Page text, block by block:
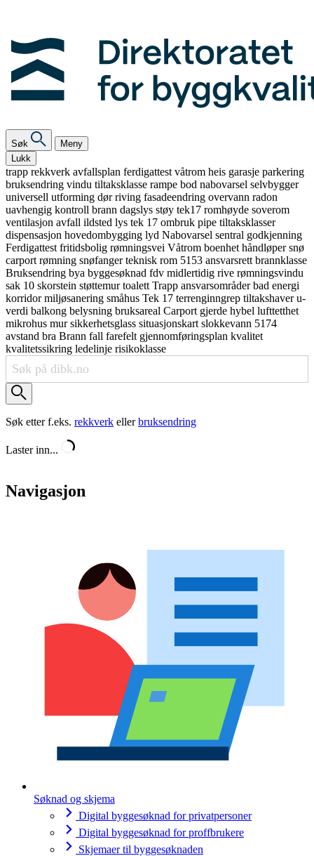
Søk
Meny
Lukk
trapp rekkverk avfallsplan ferdigattest våtrom heis garasje parkering
bruksendring vindu tiltaksklasse rampe bod nabovarsel selvbygger
universell utforming dørriving fasadeendring overvann radon
uavhengig kontroll brann dagslys støy tek17 romhøyde soverom
ventilasjon avfall ildsted lys tek 17 ombruk pipe tiltaksklasser
dispensasjon hovedombygging lyd Nabovarsel sentral godkjenning
Ferdigattest fritidsbolig rømningsvei Våtrom boenhet håndløpersnø
carport rømning snøfangerteknisk rom 5153 ansvarsrett brannklasse
Bruksendring bya byggesøknad fdv midlertidig rive rømningsvindu
sak 10 skorstein støttemurtoalett Trapp ansvarsområderbad energi
korridormiljøsanering småhus Tek 17 terrenginngrep tiltakshaveru-
verdi balkong belysning bruksareal Carport gjerde hybel lufttetthet
mikrohus mursikkerhetsglass situasjonskart slokkevann 5174
avstand bra Brann fall farefelt gjennomføringsplan kvalitet
kvalitetssikring ledelinje risikoklasse
Søk etter f.eks. rekkverk ellerbruksendring
Laster inn...
Navigasjon
Søknad og skjema
Digital byggesøknad for privatpersoner
Digital byggesøknad for proffbrukere
Skjemaer til byggesøknaden